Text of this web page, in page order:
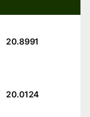
20.8991
20.0124